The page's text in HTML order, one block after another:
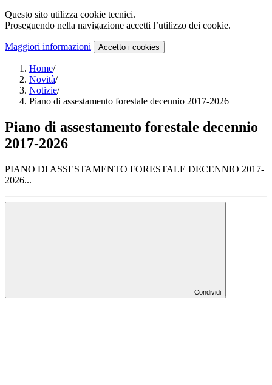
Questo sito utilizza cookie tecnici.
Proseguendo nella navigazione accetti l’utilizzo dei cookie.
Maggiori informazioni Accetto i cookies
Home/
Novità/
Notizie/
Piano di assestamento forestale decennio 2017-2026
Piano di assestamento forestale decennio
2017-2026
PIANO DI ASSESTAMENTO FORESTALE DECENNIO 2017-
2026...
Condividi